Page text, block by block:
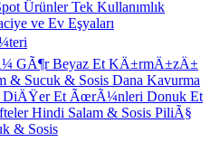
ÜrünlerTek Kullanımlık
ve Ev Eşyaları
GÃ¶rBeyaz Et KÄ±rmÄ±zÄ±
& Sucuk & Sosis Dana Kavurma
DiÄŸer Et ÃœrÃ¼nleri Donuk Et
Hindi Salam & Sosis PiliÃ§
& Sosis